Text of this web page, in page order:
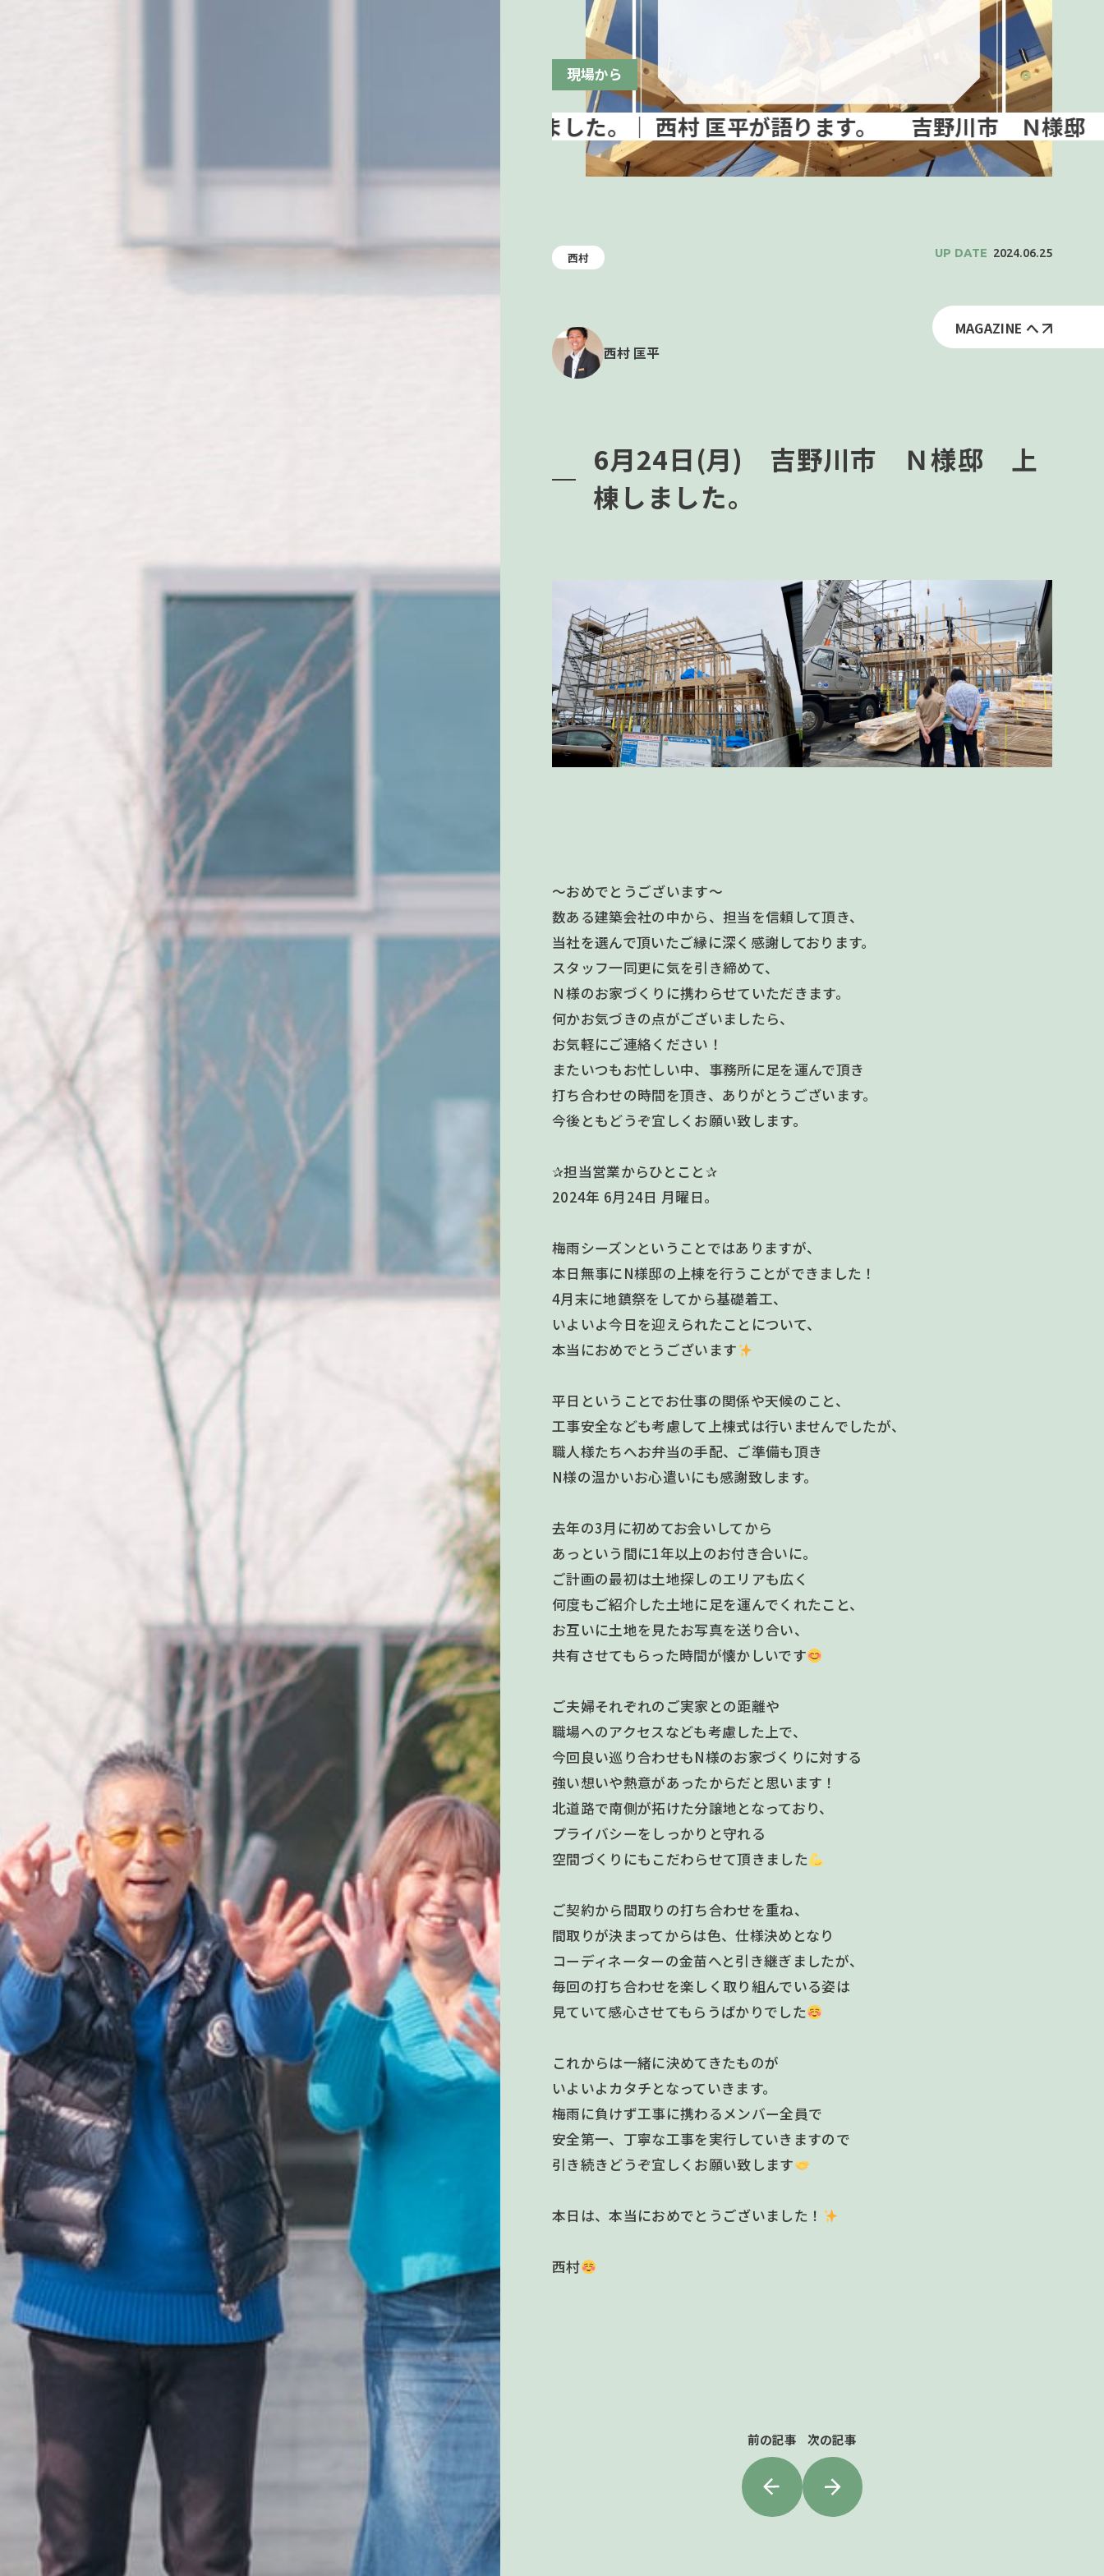
現場から
吉野川市 Ｎ様邸 上棟しま
西村 2024.06.25
MAGAZINE へ
西村 匡平
6月24日(月) 吉野川市 Ｎ様邸 上
棟しました。
～おめでとうございます～
数ある建築会社の中から、担当を信頼して頂き、
当社を選んで頂いたご縁に深く感謝しております。
スタッフ一同更に気を引き締めて、
Ｎ様のお家づくりに携わらせていただきます。
何かお気づきの点がございましたら、
お気軽にご連絡ください！
またいつもお忙しい中、事務所に足を運んで頂き
打ち合わせの時間を頂き、ありがとうございます。
今後ともどうぞ宜しくお願い致します。
✰担当営業からひとこと✰
2024年 6月24日 月曜日。
梅雨シーズンということではありますが、
本日無事にN様邸の上棟を行うことができました！
4月末に地鎮祭をしてから基礎着工、
いよいよ今日を迎えられたことについて、
本当におめでとうございます
平日ということでお仕事の関係や天候のこと、
工事安全なども考慮して上棟式は行いませんでしたが、
職人様たちへお弁当の手配、ご準備も頂き
N様の温かいお心遣いにも感謝致します。
去年の3月に初めてお会いしてから
あっという間に1年以上のお付き合いに。
ご計画の最初は土地探しのエリアも広く
何度もご紹介した土地に足を運んでくれたこと、
お互いに土地を見たお写真を送り合い、
共有させてもらった時間が懐かしいです
ご夫婦それぞれのご実家との距離や
職場へのアクセスなども考慮した上で、
今回良い巡り合わせもN様のお家づくりに対する
強い想いや熱意があったからだと思います！
北道路で南側が拓けた分譲地となっており、
プライバシーをしっかりと守れる
空間づくりにもこだわらせて頂きました
ご契約から間取りの打ち合わせを重ね、
間取りが決まってからは色、仕様決めとなり
コーディネーターの金苗へと引き継ぎましたが、
毎回の打ち合わせを楽しく取り組んでいる姿は
見ていて感心させてもらうばかりでした
これからは一緒に決めてきたものが
いよいよカタチとなっていきます。
梅雨に負けず工事に携わるメンバー全員で
安全第一、丁寧な工事を実行していきますので
引き続きどうぞ宜しくお願い致します
本日は、本当におめでとうございました！
西村
前の記事 次の記事